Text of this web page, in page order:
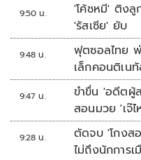
9:50 น.
'โค้ชหมี' ติง
'รัสเซีย' ยับ
9:48 น.
ฟุตซอลไทย
เล็กคอนติเน
9:47 น.
ขำขื่น 'อดีตผู้
สอนมวย 'เจ๊
9:28 น.
ตัดจบ 'โกงส
ไม่ถึงนักการเ